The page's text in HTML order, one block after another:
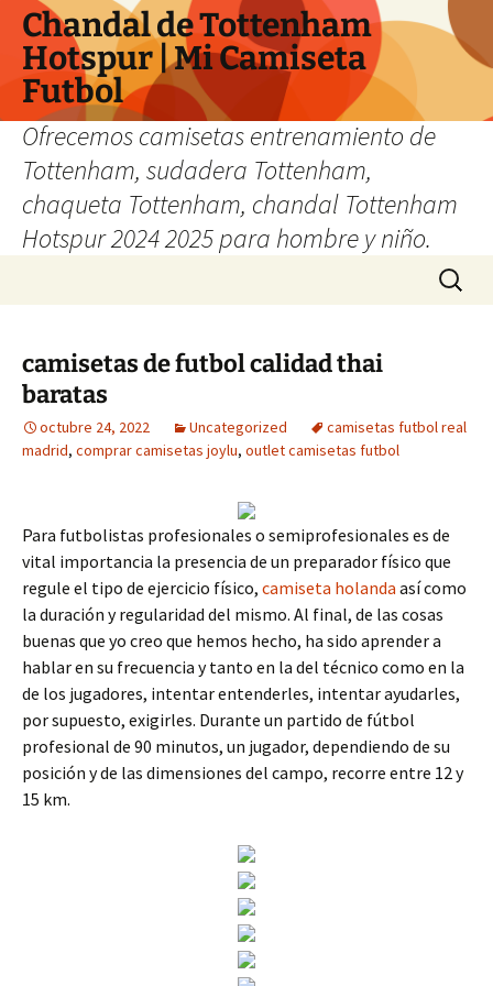
Chandal de Tottenham
Hotspur | Mi Camiseta
Futbol
Ofrecemos camisetas entrenamiento de
Tottenham, sudadera Tottenham,
chaqueta Tottenham, chandal Tottenham
Hotspur 2024 2025 para hombre y niño.
Buscar:
camisetas de futbol calidad thai
baratas
octubre 24, 2022 Uncategorized
camisetas futbol real
madrid, comprar camisetas joylu, outlet camisetas futbol
Para futbolistas profesionales o semiprofesionales es de
vital importancia la presencia de un preparador físico que
regule el tipo de ejercicio físico, camiseta holanda así como
la duración y regularidad del mismo. Al final, de las cosas
buenas que yo creo que hemos hecho, ha sido aprender a
hablar en su frecuencia y tanto en la del técnico como en la
de los jugadores, intentar entenderles, intentar ayudarles,
por supuesto, exigirles. Durante un partido de fútbol
profesional de 90 minutos, un jugador, dependiendo de su
posición y de las dimensiones del campo, recorre entre 12 y
15 km.